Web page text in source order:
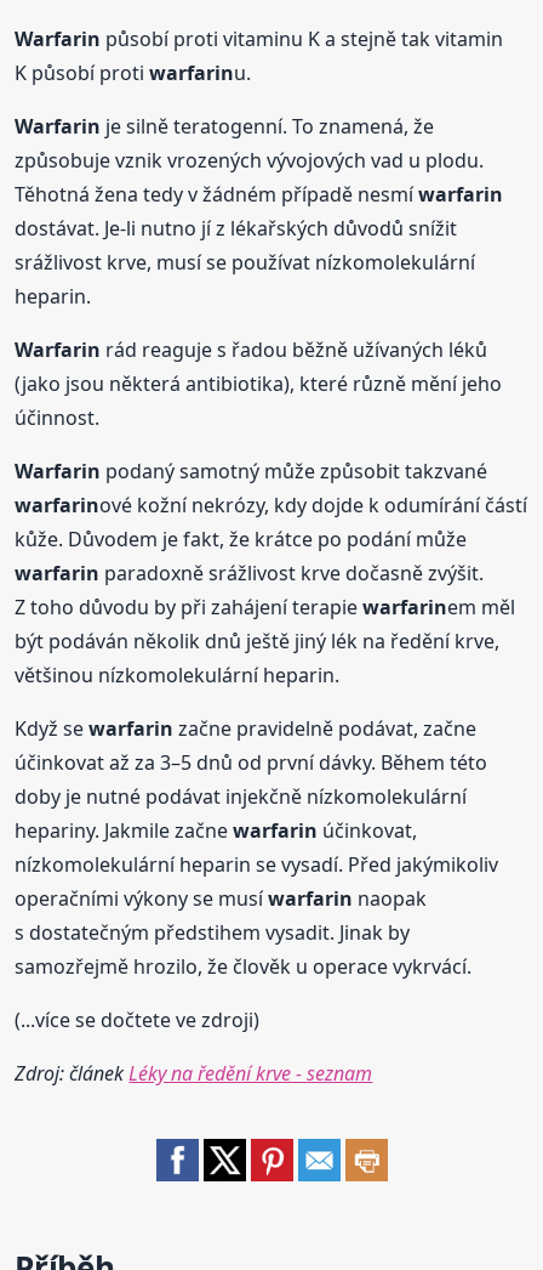
Warfarin působí proti vitaminu K a stejně tak vitamin
K působí protiwarfarinu.
Warfarin je silně teratogenní. To znamená, že
způsobuje vznik vrozených vývojových vad u plodu.
Těhotná žena tedy v žádném případě nesmíwarfarin
dostávat. Je-li nutno jí z lékařských důvodů snížit
srážlivost krve, musí se používat nízkomolekulární
heparin.
Warfarin rád reaguje s řadou běžně užívaných léků
(jako jsou některá antibiotika), které různě mění jeho
účinnost.
Warfarin podaný samotný může způsobit takzvané
warfarinové kožní nekrózy, kdy dojde k odumírání částí
kůže. Důvodem je fakt, že krátce po podání může
warfarin paradoxně srážlivost krve dočasně zvýšit.
Z toho důvodu by při zahájení terapiewarfarinem měl
být podáván několik dnů ještě jiný lék na ředění krve,
většinou nízkomolekulární heparin.
Když sewarfarin začne pravidelně podávat, začne
účinkovat až za 3–5 dnů od první dávky. Během této
doby je nutné podávat injekčně nízkomolekulární
hepariny. Jakmile začnewarfarin účinkovat,
nízkomolekulární heparin se vysadí. Před jakýmikoliv
operačními výkony se musíwarfarin naopak
s dostatečným předstihem vysadit. Jinak by
samozřejmě hrozilo, že člověk u operace vykrvácí.
(...více se dočtete ve zdroji)
Zdroj: článekLéky na ředění krve - seznam